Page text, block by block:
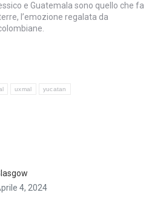
e Guatemala sono quello che fa
l’emozione regalata da
uxmal yucatan
4, 2024